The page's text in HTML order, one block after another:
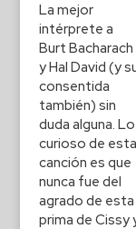
La mejor
intérprete a
Burt Bacharach
y Hal David (y
consentida
también) sin
duda alguna. Lo
curioso de esta
canción es que
nunca fue del
agrado de esta
prima de Cissy